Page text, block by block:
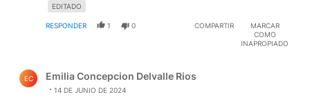
EDITADO
RESPONDER 1 0 COMPARTIR
MARCAR
COMO
INAPROPIADO
EC Emilia Concepcion Delvalle Rios
14 DE JUNIO DE 2024